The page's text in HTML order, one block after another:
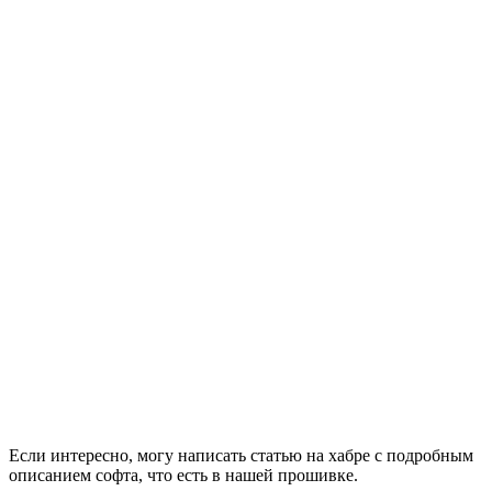
Если интересно, могу написать статью на хабре с подробным
описанием софта, что есть в нашей прошивке.